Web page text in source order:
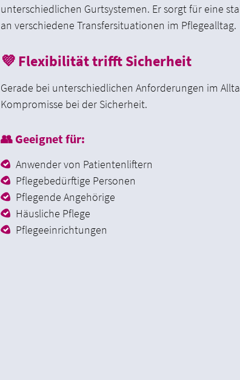
unterschiedlichen Gurtsystemen. Er sorgt für eine
an verschiedene Transfersituationen im Pflegealltag.
💜 Flexibilität trifft Sicherheit
Gerade bei unterschiedlichen Anforderungen im
Kompromisse bei der Sicherheit.
👥 Geeignet für:
Anwender von Patientenliftern
Pflegebedürftige Personen
Pflegende Angehörige
Häusliche Pflege
Pflegeeinrichtungen